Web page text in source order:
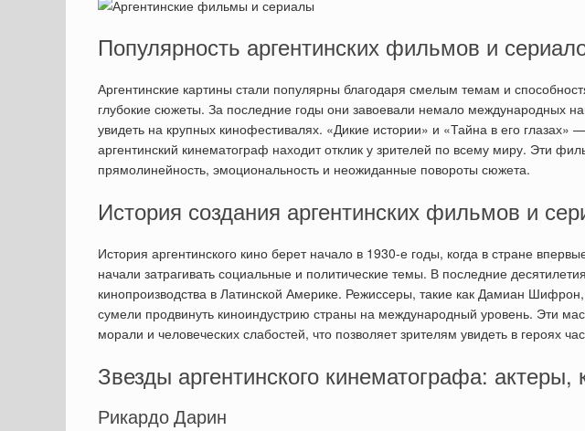
Популярность аргентинских фильмов и
Аргентинские картины стали популярны благодаря смелым темам и
глубокие сюжеты. За последние годы они завоевали немало международных
увидеть на крупных кинофестивалях. «Дикие истории» и «Тайна в его
аргентинский кинематограф находит отклик у зрителей по всему миру. Эти
прямолинейность, эмоциональность и неожиданные повороты сюжета.
История создания аргентинских фильмов и
История аргентинского кино берет начало в 1930-е годы, когда в стране
начали затрагивать социальные и политические темы. В последние
кинопроизводства в Латинской Америке. Режиссеры, такие как Дамиан
сумели продвинуть киноиндустрию страны на международный уровень. Эти
морали и человеческих слабостей, что позволяет зрителям увидеть в героях
Звезды аргентинского кинематографа:
Рикардо Дарин